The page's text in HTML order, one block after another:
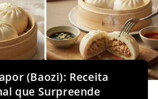
(Baozi): Receita
que Surpreende